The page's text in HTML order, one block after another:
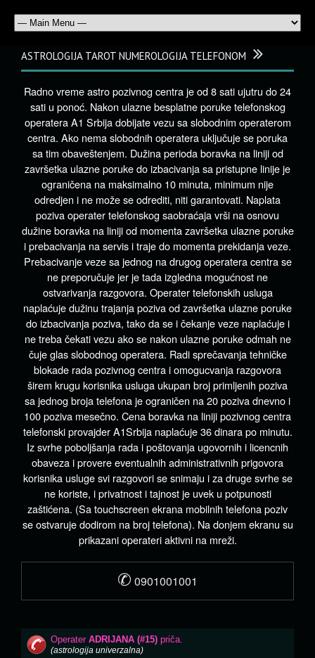
ASTROLOGIJA TAROT NUMEROLOGIJA TELEFONOM
Radno vreme astro pozivnog centra je od 8 sati ujutru do 24
sati u ponoć. Nakon ulazne besplatne poruke telefonskog
operatera A1 Srbija dobijate vezu sa slobodnim operaterom
centra. Ako nema slobodnih operatera uključuje se poruka
sa tim obaveštenjem. Dužina perioda boravka na liniji od
završetka ulazne poruke do izbacivanja sa pristupne linije je
ograničena na maksimalno 10 minuta, minimum nije
odredjen i ne može se odrediti, niti garantovati. Naplata
poziva operater telefonskog saobraćaja vrši na osnovu
dužine boravka na liniji od momenta završetka ulazne poruke
i prebacivanja na servis i traje do momenta prekidanja veze.
Prebacivanje veze sa jednog na drugog operatera centra se
ne preporučuje jer je tada izgledna mogućnost ne
ostvarivanja razgovora. Operater telefonskih usluga
naplaćuje dužinu trajanja poziva od završetka ulazne poruke
do izbacivanja poziva, tako da se i čekanje veze naplaćuje i
ne treba čekati vezu ako se nakon ulazne poruke odmah ne
čuje glas slobodnog operatera. Radi sprečavanja tehničke
blokade rada pozivnog centra i omogucvanja razgovora
širem krugu korisnika usluga ukupan broj primljenih poziva
sa jednog broja telefona je ograničen na 20 poziva dnevno i
100 poziva mesečno. Cena boravka na liniji pozivnog centra
telefonski provajder A1Srbija naplaćuje 36 dinara po minutu.
Iz svrhe poboljšanja rada i poštovanja ugovornih i licencnih
obaveza i provere eventualnih administrativnih prigovora
korisnika usluge svi razgovori se snimaju i za druge svrhe se
ne koriste, i privatnost i tajnost je uvek u potpunosti
zaštićena. (Sa touchscreen ekrana mobilnih telefona poziv
se ostvaruje dodirom na broj telefona). Na donjem ekranu su
prikazani operateri aktivni na mreži.
✆ 0901001001